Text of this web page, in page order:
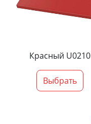
Красный U0210
Выбрать